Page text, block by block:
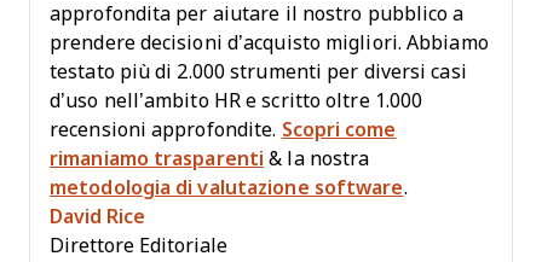
approfondita per aiutare il nostro pubblico a
prendere decisioni d’acquisto migliori. Abbiamo
testato più di 2.000 strumenti per diversi casi
d’uso nell’ambito HR e scritto oltre 1.000
recensioni approfondite. Scopri come
rimaniamo trasparenti & la nostra
metodologia di valutazione software.
David Rice
Direttore Editoriale